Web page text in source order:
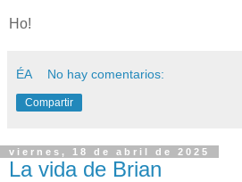
Ho!
ÉA No hay comentarios:
Compartir
viernes, 18 de abril de 2025
La vida de Brian